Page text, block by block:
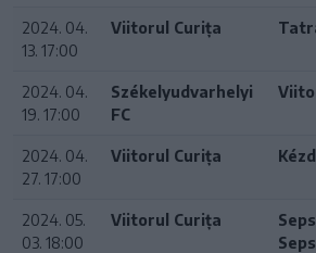
2024. 04.
13. 17:00
Viitorul Curița
2024. 04.
19. 17:00
Székelyudvarhelyi
FC
2024. 04.
27. 17:00
Viitorul Curița
2024. 05.
03. 18:00
Viitorul Curița